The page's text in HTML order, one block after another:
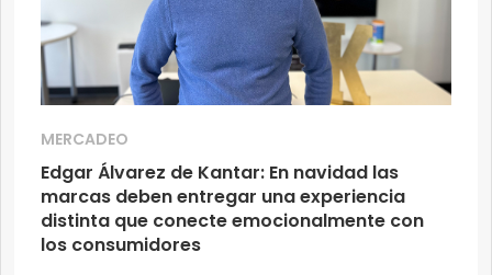
MERCADEO
Edgar Álvarez de Kantar: En navidad las
marcas deben entregar una experiencia
distinta que conecte emocionalmente con
los consumidores